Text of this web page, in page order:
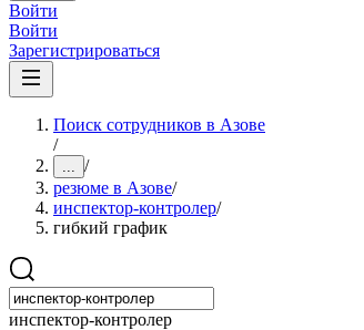
Войти
Войти
Зарегистрироваться
Поиск сотрудников в Азове
/
... /
резюме в Азове/
инспектор-контролер/
гибкий график
инспектор-контролер